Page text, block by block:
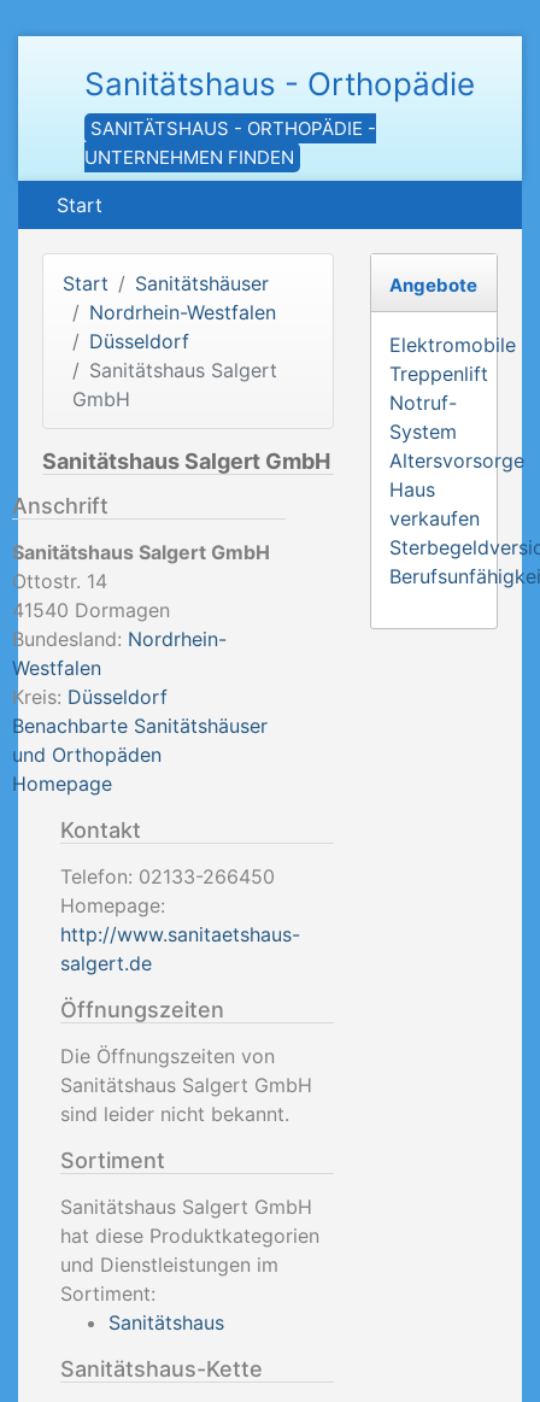
Sanitätshaus - Orthopädie
SANITÄTSHAUS - ORTHOPÄDIE -
UNTERNEHMEN FINDEN
Start
Start
Sanitätshäuser
Nordrhein-Westfalen
Düsseldorf
Sanitätshaus Salgert
GmbH
Sanitätshaus Salgert GmbH
Anschrift
Sanitätshaus Salgert GmbH
Ottostr. 14
41540 Dormagen
Bundesland: Nordrhein-
Westfalen
Kreis: Düsseldorf
Benachbarte Sanitätshäuser
und Orthopäden
Homepage
Kontakt
Telefon: 02133-266450
Homepage:
http://www.sanitaetshaus-
salgert.de
Öffnungszeiten
Die Öffnungszeiten von
Sanitätshaus Salgert GmbH
sind leider nicht bekannt.
Sortiment
Sanitätshaus Salgert GmbH
hat diese Produktkategorien
und Dienstleistungen im
Sortiment:
Sanitätshaus
Sanitätshaus-Kette
Angebote
Elektromobile
Treppenlift
Notruf-
System
Altersvorsorge
Haus
verkaufen